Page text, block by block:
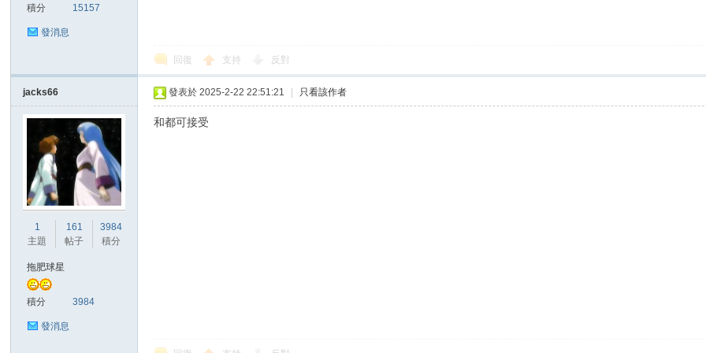
積分 15157
發消息
回復 支持 反對
jacks66
1
主題
161
帖子
3984
積分
拖肥球星
積分 3984
發消息
發表於 2025-2-22 22:51:21 只看該作者
和都可接受